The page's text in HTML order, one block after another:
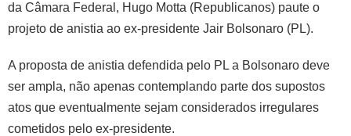
da Câmara Federal, Hugo Motta (Republicanos) paute o
projeto de anistia ao ex-presidente Jair Bolsonaro (PL).
A proposta de anistia defendida pelo PL a Bolsonaro deve
ser ampla, não apenas contemplando parte dos supostos
atos que eventualmente sejam considerados irregulares
cometidos pelo ex-presidente.